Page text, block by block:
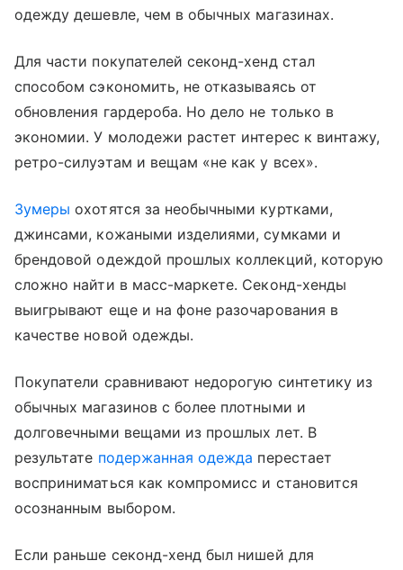
одежду дешевле, чем в обычных магазинах.
Для части покупателей секонд-хенд стал
способом сэкономить, не отказываясь от
обновления гардероба. Но дело не только в
экономии. У молодежи растет интерес к винтажу,
ретро-силуэтам и вещам «не как у всех».
Зумеры охотятся за необычными куртками,
джинсами, кожаными изделиями, сумками и
брендовой одеждой прошлых коллекций, которую
сложно найти в масс-маркете. Секонд-хенды
выигрывают еще и на фоне разочарования в
качестве новой одежды.
Покупатели сравнивают недорогую синтетику из
обычных магазинов с более плотными и
долговечными вещами из прошлых лет. В
результате подержанная одежда перестает
восприниматься как компромисс и становится
осознанным выбором.
Если раньше секонд-хенд был нишей для